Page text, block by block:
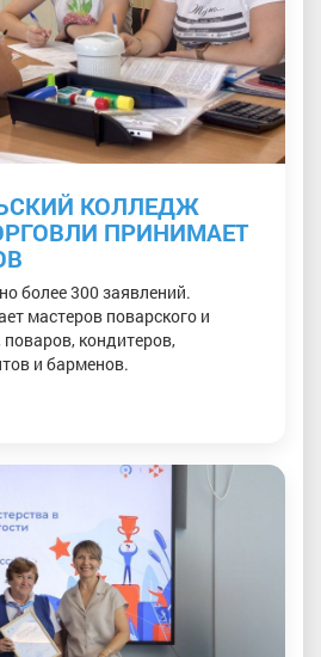
КОЛЛЕДЖ
ПРИНИМАЕТ
более 300 заявлений.
мастеров поварского и
поваров, кондитеров,
и барменов.